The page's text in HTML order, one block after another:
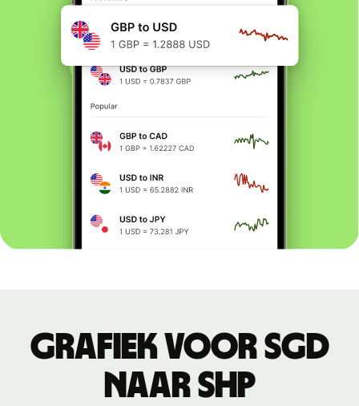
Grafiek voor SGD
naar SHP